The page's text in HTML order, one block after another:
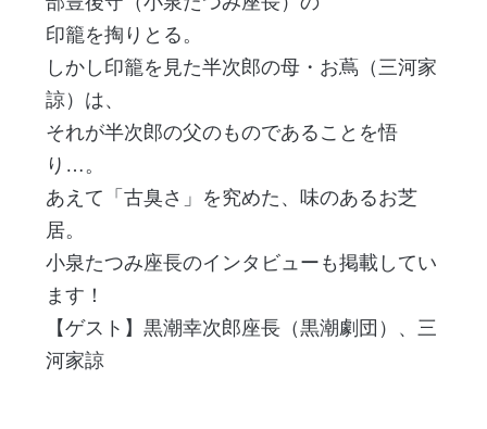
印籠を掏りとる。
しかし印籠を見た半次郎の母・お蔦（三河家
諒）は、
それが半次郎の父のものであることを悟
り…。
あえて「古臭さ」を究めた、味のあるお芝
居。
小泉たつみ座長のインタビューも掲載してい
ます！
【ゲスト】黒潮幸次郎座長（黒潮劇団）、三
河家諒